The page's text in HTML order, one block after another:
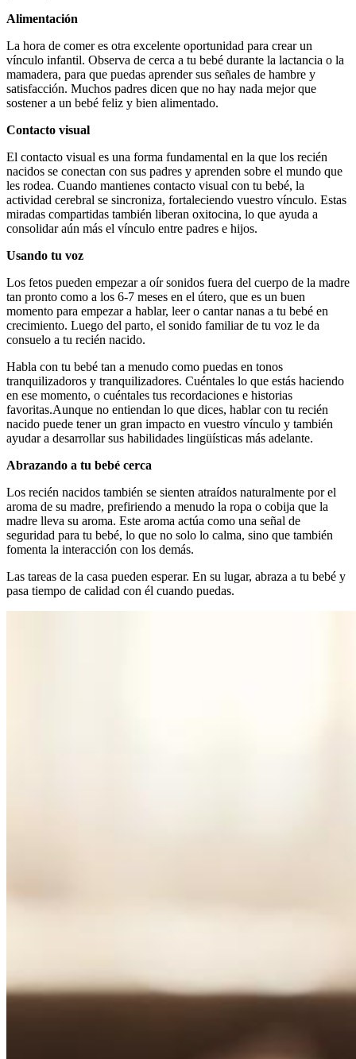
Alimentación
La hora de comer es otra excelente oportunidad para crear un
vínculo infantil. Observa de cerca a tu bebé durante la lactancia o la
mamadera, para que puedas aprender sus señales de hambre y
satisfacción. Muchos padres dicen que no hay nada mejor que
sostener a un bebé feliz y bien alimentado.
Contacto visual
El contacto visual es una forma fundamental en la que los recién
nacidos se conectan con sus padres y aprenden sobre el mundo que
les rodea. Cuando mantienes contacto visual con tu bebé, la
actividad cerebral se sincroniza, fortaleciendo vuestro vínculo. Estas
miradas compartidas también liberan oxitocina, lo que ayuda a
consolidar aún más el vínculo entre padres e hijos.
Usando tu voz
Los fetos pueden empezar a oír sonidos fuera del cuerpo de la madre
tan pronto como a los 6-7 meses en el útero, que es un buen
momento para empezar a hablar, leer o cantar nanas a tu bebé en
crecimiento. Luego del parto, el sonido familiar de tu voz le da
consuelo a tu recién nacido.
Habla con tu bebé tan a menudo como puedas en tonos
tranquilizadoros y tranquilizadores. Cuéntales lo que estás haciendo
en ese momento, o cuéntales tus recordaciones e historias
favoritas.Aunque no entiendan lo que dices, hablar con tu recién
nacido puede tener un gran impacto en vuestro vínculo y también
ayudar a desarrollar sus habilidades lingüísticas más adelante.
Abrazando a tu bebé cerca
Los recién nacidos también se sienten atraídos naturalmente por el
aroma de su madre, prefiriendo a menudo la ropa o cobija que la
madre lleva su aroma. Este aroma actúa como una señal de
seguridad para tu bebé, lo que no solo lo calma, sino que también
fomenta la interacción con los demás.
Las tareas de la casa pueden esperar. En su lugar, abraza a tu bebé y
pasa tiempo de calidad con él cuando puedas.